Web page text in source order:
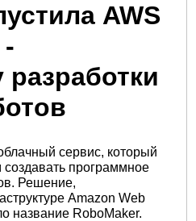
AWS
сервис, который
программное
Решение,
Amazon Web
название RoboMaker.